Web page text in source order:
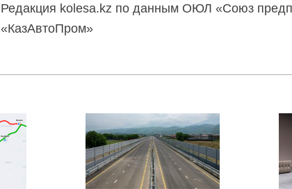
Редакция kolesa.kz по данным ОЮЛ «Союз
«КазАвтоПром»